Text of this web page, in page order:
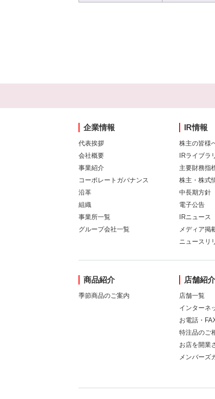
企業情報
代表挨拶
会社概要
事業紹介
コーポレートガバナンス
沿革
組織
事業所一覧
グループ会社一覧
IR情報
株主の皆様
IRライブラ
主要財務指
株主・株式
中長期方針
電子公告
IRニュース
メディア掲
ニュースリ
商品紹介
季節商品のご案内
店舗紹介
店舗一覧
インターネ
お電話・
特注品のご
お店を開業
メンバーズ